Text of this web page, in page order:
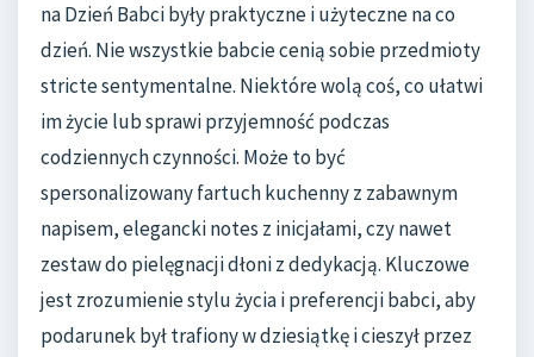
na Dzień Babci były praktyczne i użyteczne na co
dzień. Nie wszystkie babcie cenią sobie przedmioty
stricte sentymentalne. Niektóre wolą coś, co ułatwi
im życie lub sprawi przyjemność podczas
codziennych czynności. Może to być
spersonalizowany fartuch kuchenny z zabawnym
napisem, elegancki notes z inicjałami, czy nawet
zestaw do pielęgnacji dłoni z dedykacją. Kluczowe
jest zrozumienie stylu życia i preferencji babci, aby
podarunek był trafiony w dziesiątkę i cieszył przez